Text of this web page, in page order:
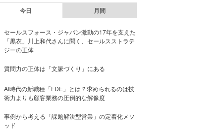
今日 月間
セールスフォース・ジャパン激動の17年を支えた
「黒衣」川上和代さんに聞く、セールスストラテ
ジーの正体
質問力の正体は「文脈づくり」にある
AI時代の新職種「FDE」とは？求められるのは技
術力よりも顧客業務の圧倒的な解像度
事例から考える「課題解決型営業」の定着化メソ
ッド